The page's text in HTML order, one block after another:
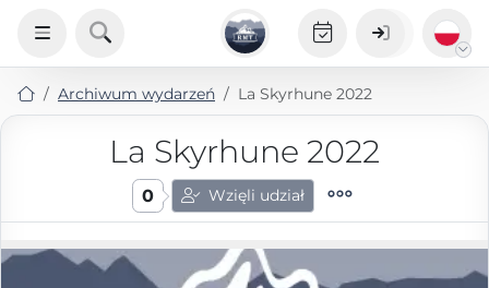
Archiwum wydarzeń La Skyrhune 2022
La Skyrhune 2022
0 Wzięli udział